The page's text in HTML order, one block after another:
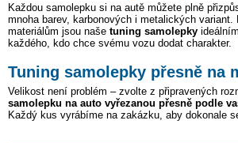
Každou samolepku si na autě můžete plně
mnoha barev, karbonových i metalických
materiálům jsou naše tuning samolepky
každého, kdo chce svému vozu dodat charakter.
Tuning samolepky přesně na
Velikost není problém – zvolte z připravených
samolepku na auto vyřezanou přesně podle
Každý kus vyrábíme na zakázku, aby dokonale